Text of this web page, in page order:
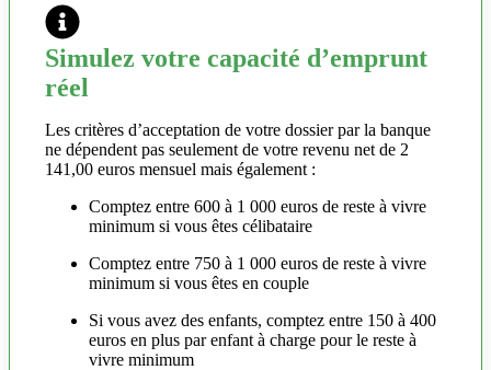
Simulez votre capacité d’emprunt
réel
Les critères d’acceptation de votre dossier par la banque
ne dépendent pas seulement de votre revenu net de 2
141,00 euros mensuel mais également :
Comptez entre 600 à 1 000 euros de reste à vivre
minimum si vous êtes célibataire
Comptez entre 750 à 1 000 euros de reste à vivre
minimum si vous êtes en couple
Si vous avez des enfants, comptez entre 150 à 400
euros en plus par enfant à charge pour le reste à
vivre minimum